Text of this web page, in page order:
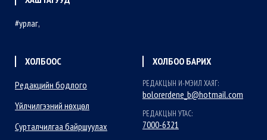
урлаг
ХОЛБООС
Редакцийн бодлого
Үйлчилгээний нөхцөл
Сурталчилгаа байршуулах
ХОЛБОО БАРИХ
РЕДАКЦЫН И-МЭИЛ ХАЯГ:
bolorerdene_b@hotmail.com
РЕДАКЦЫН УТАС:
7000-6321